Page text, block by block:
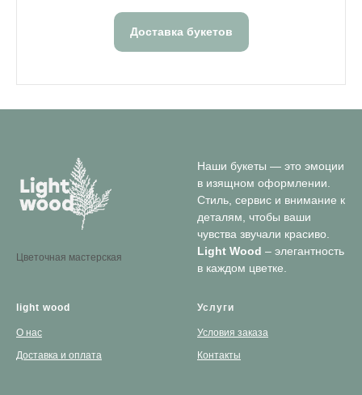
Доставка букетов
Цветочная мастерская
Наши букеты — это эмоции
в изящном оформлении.
Стиль, сервис и внимание к
деталям, чтобы ваши
чувства звучали красиво.
Light Wood – элегантность
в каждом цветке.
light wood
О нас
Доставка и оплата
Услуги
Условия заказа
Контакты